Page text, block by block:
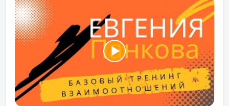
под дых». На
сходить
в
картинку
на
тренинг